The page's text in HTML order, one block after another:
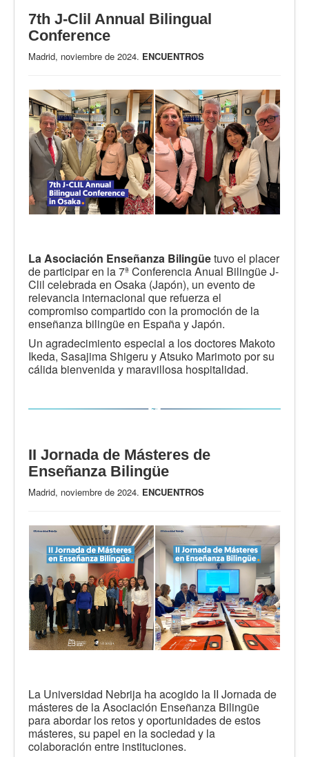
7th J-Clil Annual Bilingual
Conference
Madrid, noviembre de 2024. ENCUENTROS
La Asociación Enseñanza Bilingüetuvo el placer
de participar en la 7ª Conferencia Anual Bilingüe J-
Clil celebrada en Osaka (Japón), un evento de
relevancia internacional que refuerza el
compromiso compartido con la promoción de la
enseñanza bilingüe en España y Japón.
Un agradecimiento especial a los doctores Makoto
Ikeda, Sasajima Shigeru y Atsuko Marimoto por su
cálida bienvenida y maravillosa hospitalidad.
II Jornada de Másteres de
Enseñanza Bilingüe
Madrid, noviembre de 2024. ENCUENTROS
La Universidad Nebrija ha acogido la II Jornada de
másteres de la Asociación Enseñanza Bilingüe
para abordar los retos y oportunidades de estos
másteres, su papel en la sociedad y la
colaboración entre instituciones.